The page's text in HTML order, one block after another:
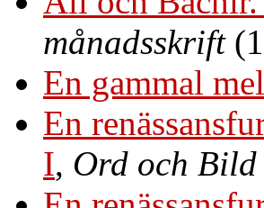
månadsskrift
En gammal
En
I, Ord och Bild